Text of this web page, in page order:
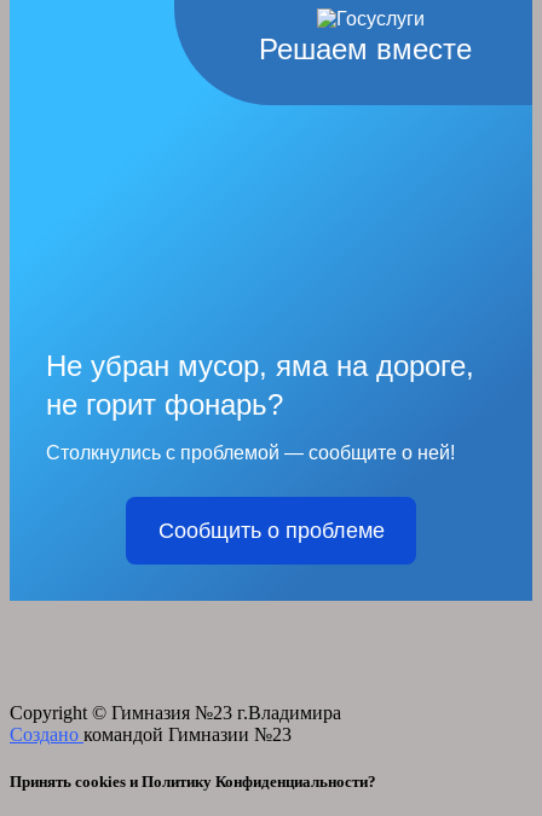
Решаем вместе
Не убран мусор, яма на дороге,
не горит фонарь?
Столкнулись с проблемой — сообщите о ней!
Сообщить о проблеме
Copyright © Гимназия №23 г.Владимира
Создано командой Гимназии №23
Принять cookies и Политику Конфиденциальности?